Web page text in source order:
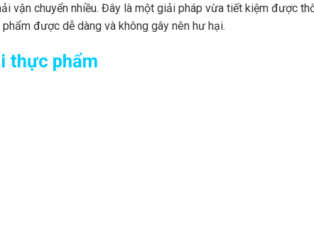
vận chuyển nhiều. Đây là một giải pháp vừa tiết kiệm được
được dễ dàng và không gây nên hư hại.
thực phẩm